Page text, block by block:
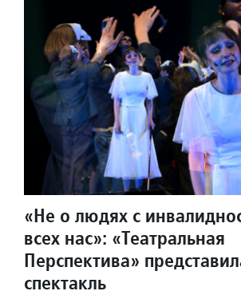
«Не о людях с
всех нас»: «Театральная
Перспектива»
спектакль